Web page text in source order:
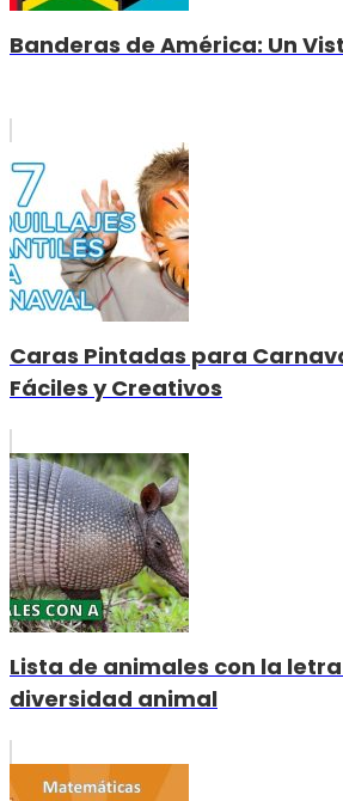
Banderas de América: Un
Caras Pintadas para
Fáciles y Creativos
Lista de animales con la
diversidad animal